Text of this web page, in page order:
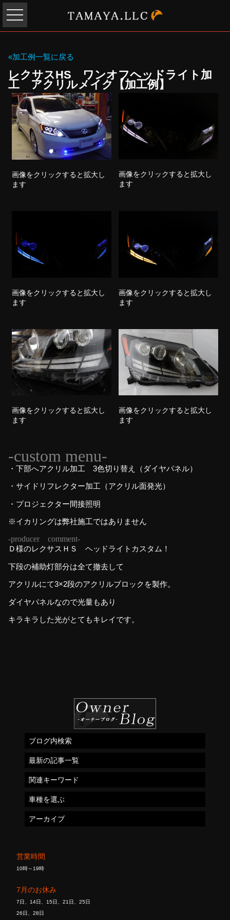
«加工例一覧に戻る
レクサスHS ワンオフヘッドライト加
工 アクリルメイク【加工例】
画像をクリックすると拡大し
ます
画像をクリックすると拡大し
ます
画像をクリックすると拡大し
ます
画像をクリックすると拡大し
ます
画像をクリックすると拡大し
ます
画像をクリックすると拡大し
ます
-custom menu-
・下部へアクリル加工 3色切り替え（ダイヤパネル）
・サイドリフレクター加工（アクリル面発光）
・プロジェクター間接照明
※イカリングは弊社施工ではありません
-producer comment-
Ｄ様のレクサスＨＳ ヘッドライトカスタム！
下段の補助灯部分は全て撤去して
アクリルにて3×2段のアクリルブロックを製作。
ダイヤパネルなので光量もあり
キラキラした光がとてもキレイです。
営業時間
10時～19時
7月のお休み
7日、14日、15日、21日、25日
26日、28日
ブログ内検索
最新の記事一覧
関連キーワード
車種を選ぶ
アーカイブ